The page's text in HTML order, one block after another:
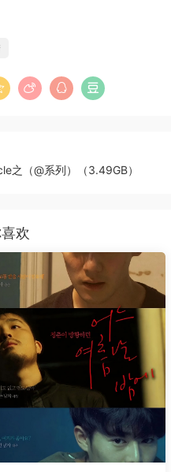
问题解决方案
之（@系列）（3.49GB）
欢